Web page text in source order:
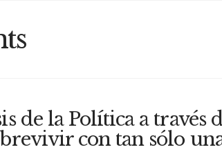
de la Política a través
con tan sólo